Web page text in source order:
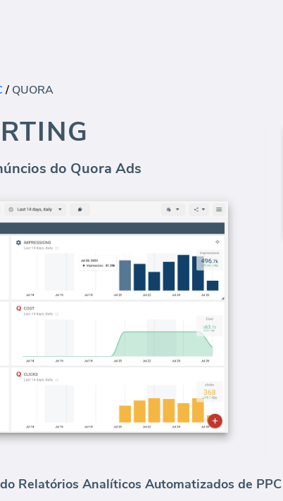
/ QUORA
do Quora Ads
Relatórios Analíticos Automatizados de